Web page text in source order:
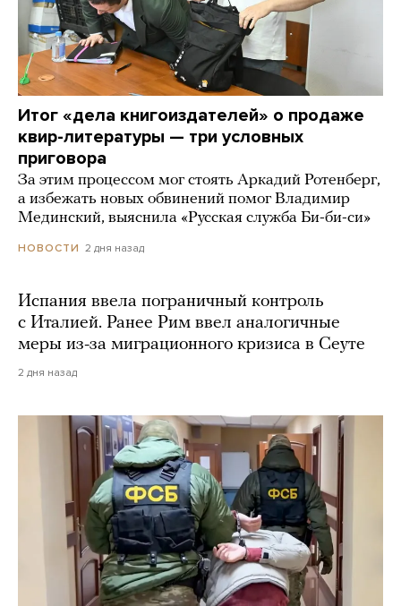
Итог «дела книгоиздателей» о продаже
квир-литературы — три условных
приговора
За этим процессом мог стоять Аркадий Ротенберг,
а избежать новых обвинений помог Владимир
Мединский, выяснила «Русская служба Би-би-си»
НОВОСТИ 2 дня назад
Испания ввела пограничный контроль
с Италией. Ранее Рим ввел аналогичные
меры из-за миграционного кризиса в Сеуте
2 дня назад